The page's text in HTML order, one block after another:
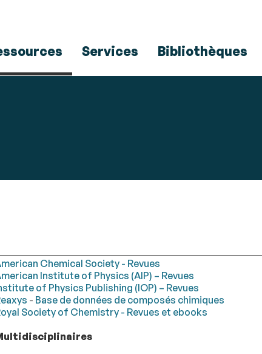
Services Bibliothèques
Chemical Society - Revues
Institute of Physics (AIP) – Revues
of Physics Publishing (IOP) – Revues
- Base de données de composés chimiques
Society of Chemistry - Revues et ebooks